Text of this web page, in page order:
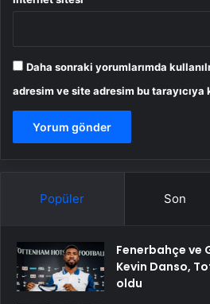
Daha sonraki yorumlarımda
adresim ve site adresim bu tarayıcıya
Popüler Son
Fenerbahçe ve
Kevin Danso,
oldu